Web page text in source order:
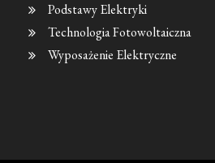
Podstawy Elektryki
Technologia Fotowoltaiczna
Wyposażenie Elektryczne